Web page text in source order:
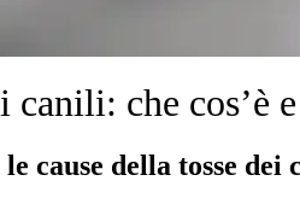
canili: che cos’è
cause della tosse dei